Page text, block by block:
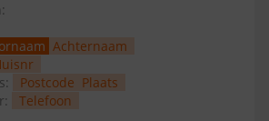
Achternaam
Postcode Plaats
Telefoon